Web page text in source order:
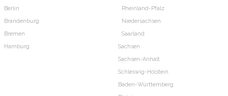
Berlin
Brandenburg
Bremen
Hamburg
Rheinland-Pfalz
Niedersachsen
Saarland
Sachsen
Sachsen-Anhalt
Schleswig-Holstein
Baden-Württemberg